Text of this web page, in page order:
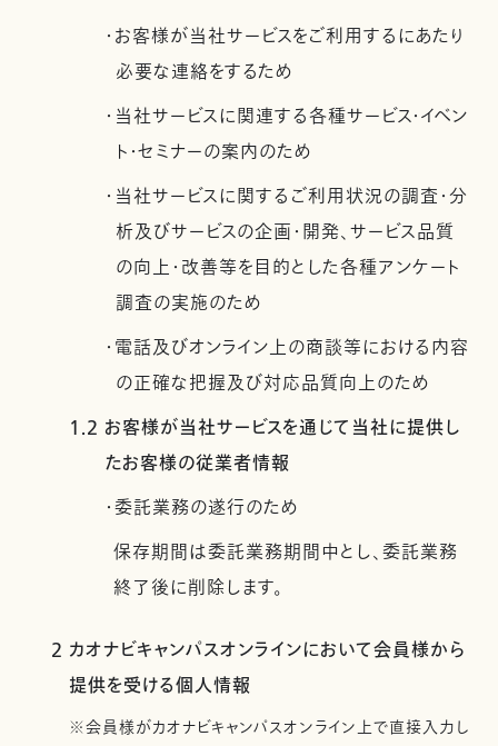
・お客様が当社サービスをご利用するにあたり
必要な連絡をするため
・当社サービスに関連する各種サービス・イベン
ト・セミナーの案内のため
・当社サービスに関するご利用状況の調査・分
析及びサービスの企画・開発、サービス品質
の向上・改善等を目的とした各種アンケート
調査の実施のため
・電話及びオンライン上の商談等における内容
の正確な把握及び対応品質向上のため
1.2 お客様が当社サービスを通じて当社に提供し
たお客様の従業者情報
・委託業務の遂行のため
保存期間は委託業務期間中とし、委託業務
終了後に削除します。
2 カオナビキャンパスオンラインにおいて会員様から
提供を受ける個人情報
※会員様がカオナビキャンパスオンライン上で直接入力し